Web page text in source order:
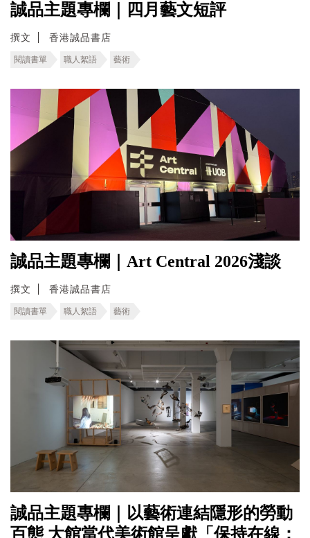
誠品主題專欄｜四月藝文短評
撰文 香港誠品書店
閱讀書單 職人絮語 藝術
誠品主題專欄｜Art Central 2026淺談
撰文 香港誠品書店
閱讀書單 職人絮語 藝術
誠品主題專欄｜以藝術連結隱形的勞動
百態 ⼤館當代美術館呈獻「保持在線：